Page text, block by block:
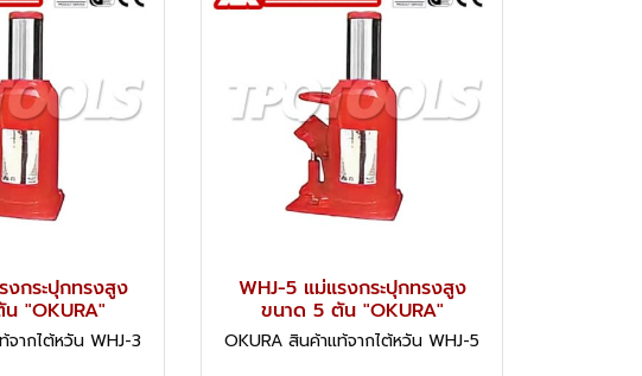
งกระปุกทรงสูง
"OKURA"
จากไต้หวัน WHJ-3
WHJ-5 แม่แรงกระปุกทรงสูง
ขนาด 5 ตัน "OKURA"
OKURA สินค้าแท้จากไต้หวัน WHJ-5